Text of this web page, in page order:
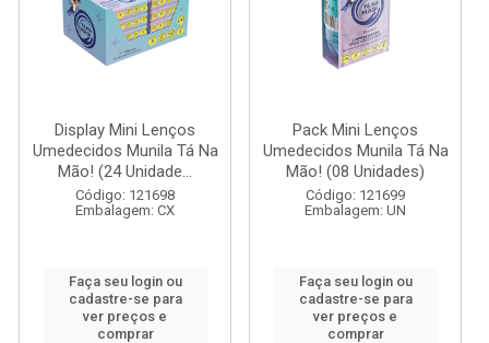
Display Mini Lenços
Umedecidos Munila Tá Na
Mão! (24 Unidade...
Código: 121698
Embalagem: CX
Faça seu login ou
cadastre-se para
ver preços e
comprar
Pack Mini Lenços
Umedecidos Munila Tá Na
Mão! (08 Unidades)
Código: 121699
Embalagem: UN
Faça seu login ou
cadastre-se para
ver preços e
comprar